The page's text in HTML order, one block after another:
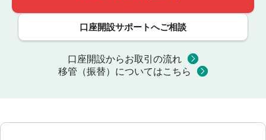
口座開設サポートへご相談
口座開設からお取引の流れ
移管（振替）についてはこちら